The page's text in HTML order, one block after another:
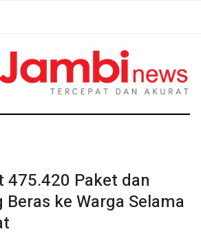
475.420 Paket dan
ke Warga Selama